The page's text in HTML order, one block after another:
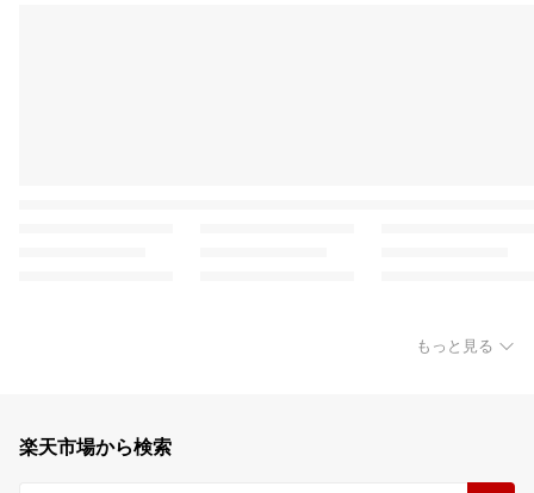
もっと見る
楽天市場から検索